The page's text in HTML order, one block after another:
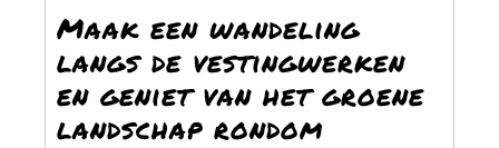
Maak een wandeling
langs de vestingwerken
en geniet van het groene
landschap rondom